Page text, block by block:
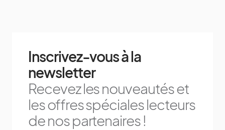
Inscrivez-vous à la
newsletter
Recevez les nouveautés et
les offres spéciales lecteurs
de nos partenaires !